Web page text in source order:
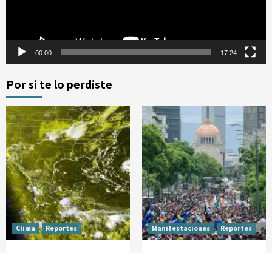
00:00 17:24
Por si te lo perdiste
Clima Reportes Manifestaciones Reportes